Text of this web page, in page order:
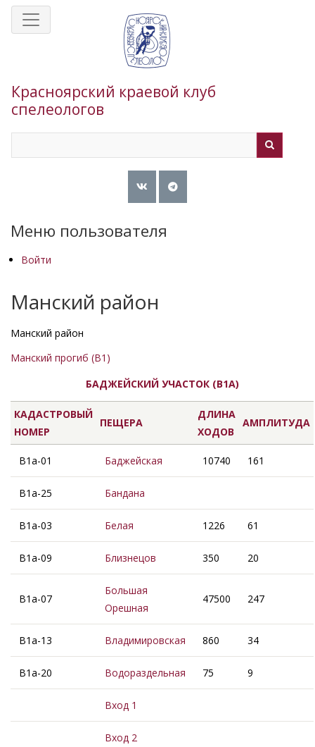
Перейти
Красноярский краевой клуб
спелеологов
Меню пользователя
Войти
Манский район
Манский район
Манский прогиб (B1)
БАДЖЕЙСКИЙ УЧАСТОК (В1А)
КАДАСТРОВЫЙ
НОМЕР
ПЕЩЕРА
ДЛИНА
ХОДОВ
АМПЛИТУДА
В1а-01 Баджейская 10740 161
В1а-25 Бандана
В1а-03 Белая 1226 61
В1а-09 Близнецов 350 20
В1а-07
Большая
Орешная
47500 247
В1а-13 Владимировская 860 34
В1а-20 Водораздельная 75 9
Вход 1
Вход 2